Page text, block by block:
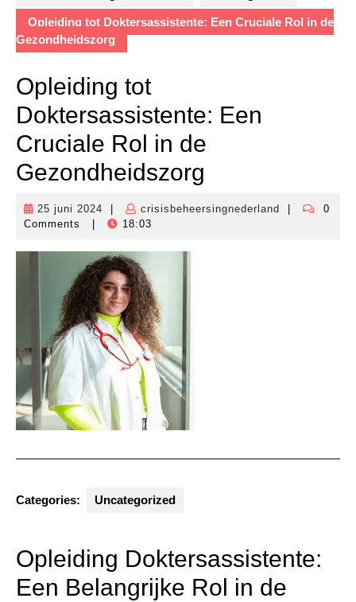
Opleiding tot Doktersassistente: Een Cruciale Rol in de
Gezondheidszorg
Opleiding tot
Doktersassistente: Een
Cruciale Rol in de
Gezondheidszorg
25 juni 2024
25
juni
crisisbeheersingnederland
0
Comments
18:03
Categories: Uncategorized
Opleiding Doktersassistente:
Een Belangrijke Rol in de